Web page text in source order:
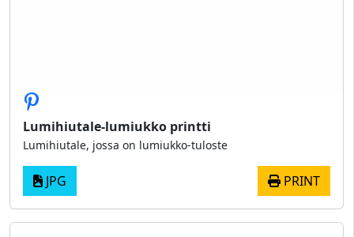
Lumihiutale-lumiukko printti
Lumihiutale, jossa on lumiukko-tuloste
JPG PRINT